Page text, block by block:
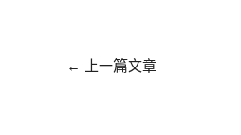
← 上一篇文章